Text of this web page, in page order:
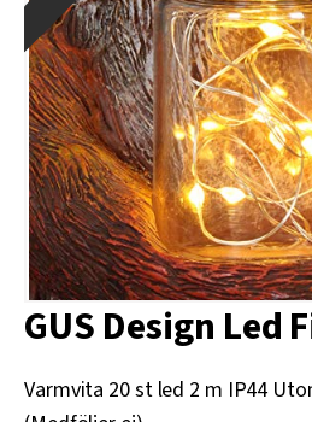
GUS Design
Varmvita 20 st led 2 m IP44